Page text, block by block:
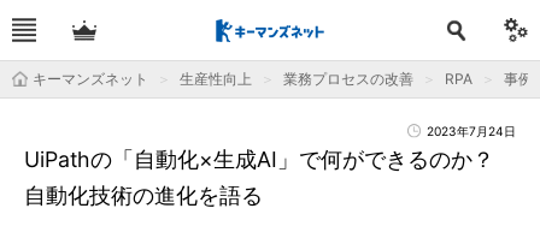
キーマンズネット 生産性向上 業務プロセスの改善 RPA 事例
2023年7月24日
UiPathの「自動化×生成AI」で何ができるのか？
自動化技術の進化を語る